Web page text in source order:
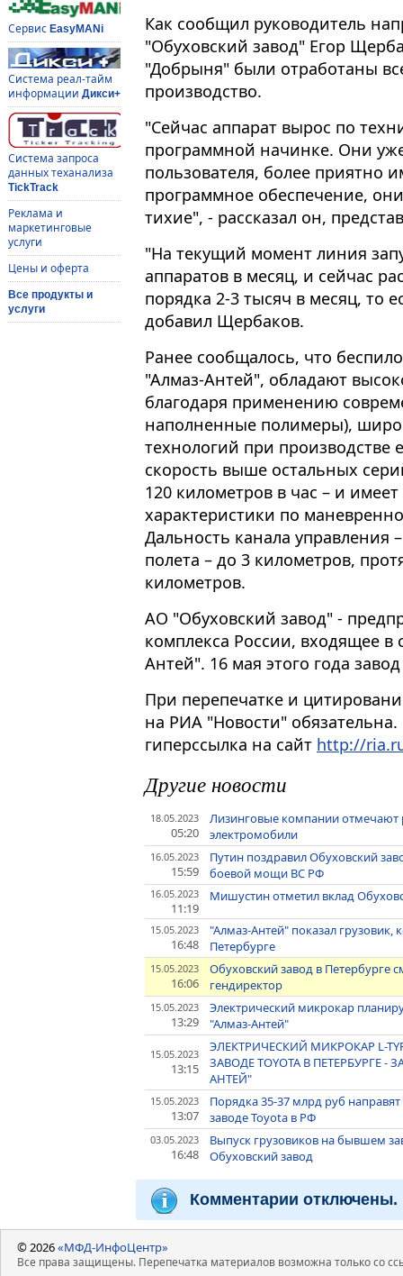
Сервис EasyMANi
Система реал-тайм
информации Дикси+
Система запроса
данных теханализа
TickTrack
Реклама и
маркетинговые
услуги
Цены и оферта
Все продукты и
услуги
Как сообщил руководитель
"Обуховский завод" Егор
"Добрыня" были отработаны
производство.
"Сейчас аппарат вырос по
программной начинке. Они
пользователя, более приятно
программное обеспечение,
тихие", - рассказал он,
"На текущий момент линия
аппаратов в месяц, и сейчас
порядка 2-3 тысяч в месяц, то
добавил Щербаков.
Ранее сообщалось, что
"Алмаз-Антей", обладают
благодаря применению
наполненные полимеры),
технологий при производстве
скорость выше остальных
120 километров в час – и
характеристики по
Дальность канала управления
полета – до 3 километров,
километров.
АО "Обуховский завод" -
комплекса России, входящее
Антей". 16 мая этого года
При перепечатке и
на РИА "Новости"
гиперссылка на сайт http://
Другие новости
18.05.2023
05:20
Лизинговые компании отмечают
электромобили
16.05.2023
15:59
Путин поздравил Обуховский
боевой мощи ВС РФ
16.05.2023
11:19
Мишустин отметил вклад
15.05.2023
16:48
"Алмаз-Антей" показал
Петербурге
15.05.2023
16:06
Обуховский завод в Петербурге
гендиректор
15.05.2023
13:29
Электрический микрокар
"Алмаз-Антей"
15.05.2023
13:15
ЭЛЕКТРИЧЕСКИЙ МИКРОКАР L-
ЗАВОДЕ TOYOTA В ПЕТЕРБУРГЕ
АНТЕЙ"
15.05.2023
13:07
Порядка 35-37 млрд руб
заводе Toyota в РФ
03.05.2023
16:48
Выпуск грузовиков на бывшем
Обуховский завод
Комментарии отключены.
© 2026«МФД-ИнфоЦентр»
Все права защищены. Перепечатка материалов возможна только со